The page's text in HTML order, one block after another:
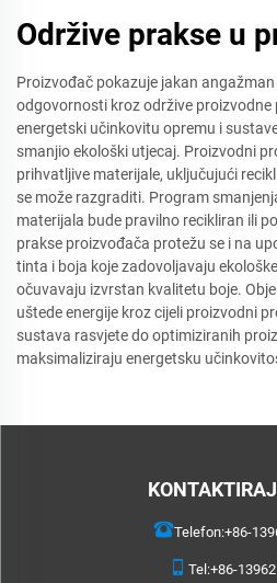
Održive prakse u
Proizvođač pokazuje jakan
odgovornosti kroz održive proizvodne
energetski učinkovitu opremu i
smanjio ekološki utjecaj. Proizvodni
prihvatljive materijale, uključujući
se može razgraditi. Program
materijala bude pravilno recikliran ili
prakse proizvođača protežu se i na
tinta i boja koje zadovoljavaju
očuvavaju izvrstan kvalitetu boje.
uštede energije kroz cijeli proizvodni
sustava rasvjete do optimiziranih
maksimaliziraju energetsku
Telefon:+86-
Tel:+86-